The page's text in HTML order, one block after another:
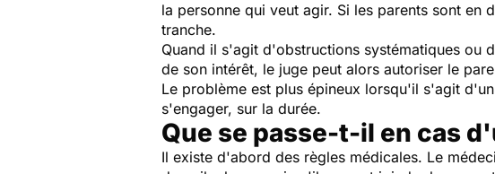
la personne qui veut agir. Si les parents sont
tranche.
Quand il s'agit d'obstructions systématiques ou
de son intérêt, le juge peut alors autoriser le
Le problème est plus épineux lorsqu'il s'agit
s'engager, sur la durée.
Que se passe-t-il en cas
Il existe d'abord des règles médicales. Le